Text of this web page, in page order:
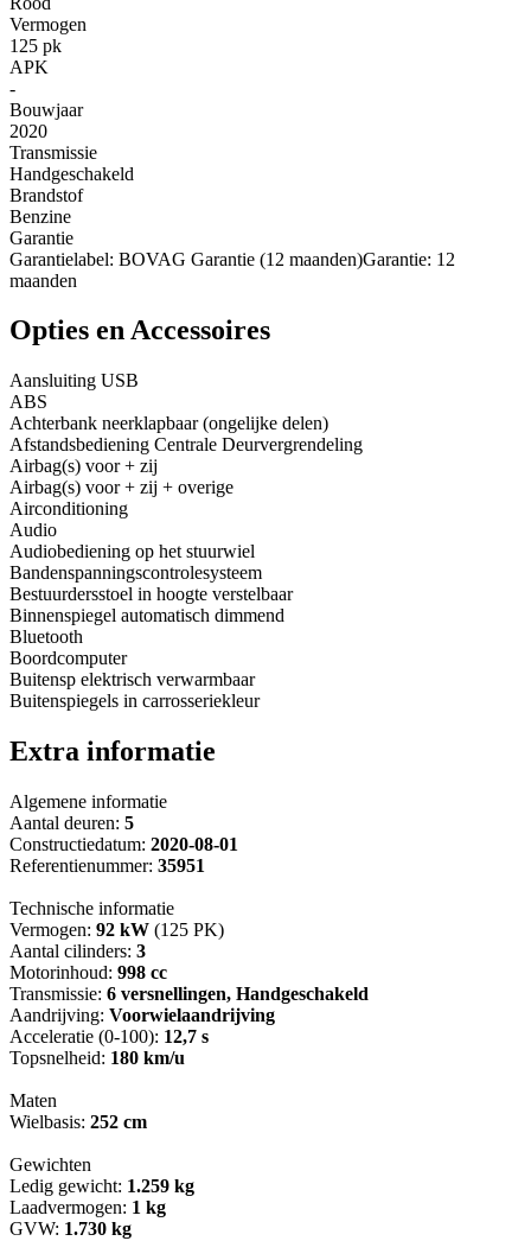
Vermogen
125 pk
APK
-
Bouwjaar
2020
Transmissie
Handgeschakeld
Brandstof
Benzine
Garantie
Garantielabel: BOVAG Garantie (12 maanden)Garantie: 12
maanden
Opties en Accessoires
Aansluiting USB
ABS
Achterbank neerklapbaar (ongelijke delen)
Afstandsbediening Centrale Deurvergrendeling
Airbag(s) voor + zij
Airbag(s) voor + zij + overige
Airconditioning
Audio
Audiobediening op het stuurwiel
Bandenspanningscontrolesysteem
Bestuurdersstoel in hoogte verstelbaar
Binnenspiegel automatisch dimmend
Bluetooth
Boordcomputer
Buitensp elektrisch verwarmbaar
Buitenspiegels in carrosseriekleur
Extra informatie
Algemene informatie
Aantal deuren: 5
Constructiedatum: 2020-08-01
Referentienummer: 35951
Technische informatie
Vermogen: 92 kW (125 PK)
Aantal cilinders: 3
Motorinhoud: 998 cc
Transmissie: 6 versnellingen, Handgeschakeld
Aandrijving: Voorwielaandrijving
Acceleratie (0-100): 12,7 s
Topsnelheid: 180 km/u
Maten
Wielbasis: 252 cm
Gewichten
Ledig gewicht: 1.259 kg
Laadvermogen: 1 kg
GVW: 1.730 kg